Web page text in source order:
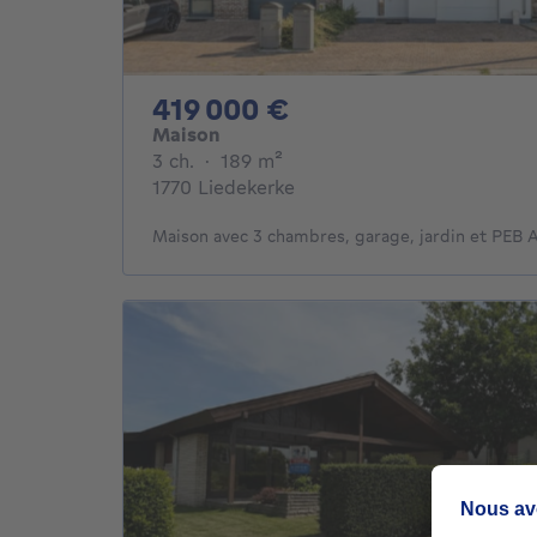
419 000 €
Maison
3 ch. 3 chambres
· 189 m²
1770 Liedekerke
Maison avec 3 chambres, garage, jardin et PEB